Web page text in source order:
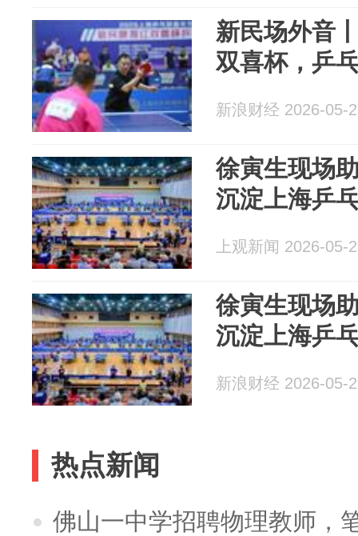
新民场外音
双喜杯，乒
新浪财经 2026-05-
徐寅生现场
沉淀上海乒
上观新闻 2026-05-
徐寅生现场
沉淀上海乒
新浪财经 2026-05-
热点新闻
佛山一中学招聘物理教师，